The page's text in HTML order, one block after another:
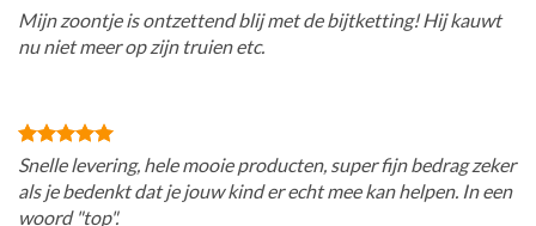
Mijn zoontje is ontzettend blij met de bijtketting! Hij kauwt
nu niet meer op zijn truien etc.
Snelle levering, hele mooie producten, super fijn bedrag zeker
als je bedenkt dat je jouw kind er echt mee kan helpen. In een
woord "top".